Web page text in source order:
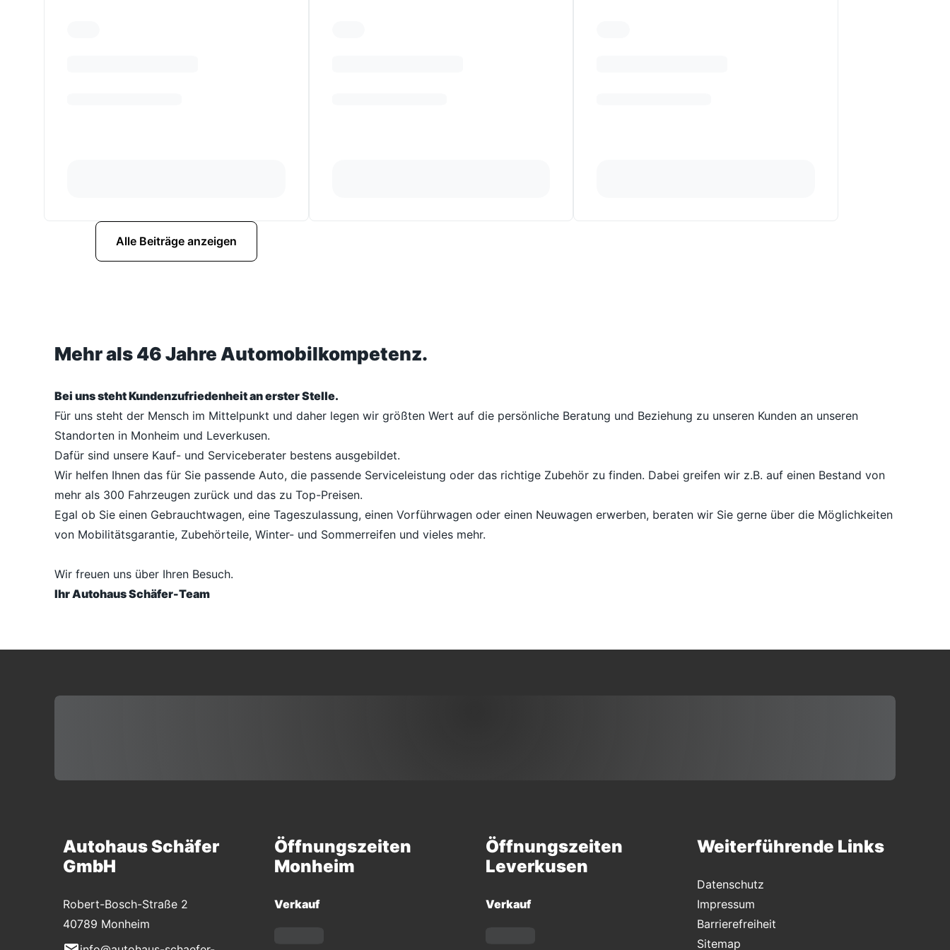
Alle Beiträge anzeigen
Mehr als 46 Jahre Automobilkompetenz.
Bei uns steht Kundenzufriedenheit an erster Stelle.
Für uns steht der Mensch im Mittelpunkt und daher legen wir größten Wert auf die persönliche Beratung und Beziehung zu unseren Kunden an unseren
Standorten in Monheim und Leverkusen.
Dafür sind unsere Kauf- und Serviceberater bestens ausgebildet.
Wir helfen Ihnen das für Sie passende Auto, die passende Serviceleistung oder das richtige Zubehör zu finden. Dabei greifen wir z.B. auf einen Bestand von
mehr als 300 Fahrzeugen zurück und das zu Top-Preisen.
Egal ob Sie einen Gebrauchtwagen, eine Tageszulassung, einen Vorführwagen oder einen Neuwagen erwerben, beraten wir Sie gerne über die Möglichkeiten
von Mobilitätsgarantie, Zubehörteile, Winter- und Sommerreifen und vieles mehr.
Wir freuen uns über Ihren Besuch.
Ihr Autohaus Schäfer-Team
Autohaus Schäfer
GmbH
Robert-Bosch-Straße 2
40789 Monheim
Öffnungszeiten
Monheim
Verkauf
Öffnungszeiten
Leverkusen
Verkauf
Weiterführende Links
Datenschutz
Impressum
Barrierefreiheit
Sitemap